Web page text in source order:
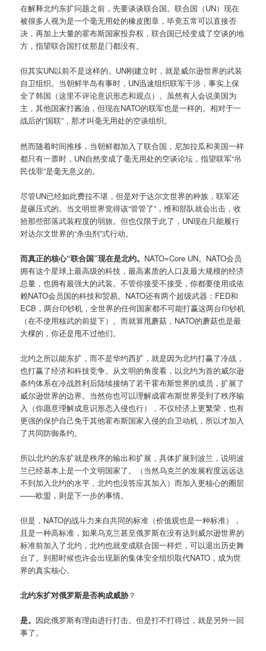
在解释北约东扩问题之前，先要谈谈联合国。联合国（UN）现在
被很多人视为是一个毫无用处的橡皮图章，毕竟五常可以直接否
决，再加上大量的霍布斯国家投弃权，联合国已经变成了空谈的地
方，指望联合国打仗那是门都没有。
但其实UN以前不是这样的。UN刚建立时，就是威尔逊世界的武装
自卫组织。当朝鲜半岛有事时，UN迅速组织联军干涉，事实上保
全了韩国（这里不评论意识形态和观点）。虽然有人会说美国为
主，其他国家打酱油，但现在NATO的联军也是一样的。相对于一
战后的“国联”，那才叫毫无用处的空谈组织。
然而随着时间推移，当朝鲜都加入了联合国，尼加拉瓜和美国一样
都只有一票时，UN自然变成了毫无用处的空谈论坛，指望联军“吊
民伐罪”是毫无意义的。
尽管UN已经如此费拉不堪，但是对于达尔文世界的种族，联军还
是碾压式的。当文明世界觉得该“管管了”，维和部队就会出击，收
拾那些部落武装程度的弱旅。但也仅限于此了，UN现在只能履行
对达尔文世界的“杀虫剂”式行动。
而真正的核心“联合国”现在是北约。 NATO=Core UN。NATO会员
拥有这个星球上最高级的科技，最高素质的人口及最大规模的经济
总量，也拥有最强大的武装。不管你接受不接受，你都要使用或依
赖NATO会员国的科技和贸易。NATO还有两个超级武器：FED和
ECB，两台印钞机，全世界的任何国家都不可能打赢这两台印钞机
（在不使用核武的前提下）。而就算甩蘑菇，NATO的蘑菇也是最
大棵的，你还是甩不过他们。
北约之所以能东扩，而不是华约西扩，就是因为北约打赢了冷战，
也打赢了经济和科技竞争。从文明的角度看，以北约为首的威尔逊
条约体系在冷战胜利后陆续接纳了若干霍布斯世界的成员，扩展了
威尔逊世界的边界。当然你也可以理解成霍布斯世界受到了秩序输
入（你愿意理解成意识形态入侵也行），不仅经济上更繁荣，也有
更强的保护自己免于其他霍布斯国家入侵的自卫动机，所以才加入
了共同防御条约。
所以北约的东扩就是秩序的输出和扩展，具体扩展到波兰，说明波
兰已经基本上是一个文明国家了。（当然乌克兰的发展程度远远达
不到加入北约的水平，北约也没答应其加入）而加入更核心的圈层
——欧盟，则是下一步的事情。
但是，NATO的战斗力来自共同的标准（价值观也是一种标准），
且是一种高标准，如果乌克兰甚至俄罗斯在没有达到威尔逊世界的
标准前加入了北约，北约也就变成联合国一样烂，可以退出历史舞
台了。到那时候也许会出现新的集体安全组织取代NATO，成为世
界的真实核心。
北约东扩对俄罗斯是否构成威胁？
是。 因此俄罗斯有理由进行打击。但是打不打得过，就是另外一回
事了。